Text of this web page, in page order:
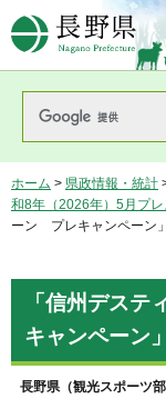
長
ホーム > 県政情報・統計
和8年（2026年）5月プ
ーン プレキャンペーン
「信州デス
キャンペーン
長野県（観光スポーツ